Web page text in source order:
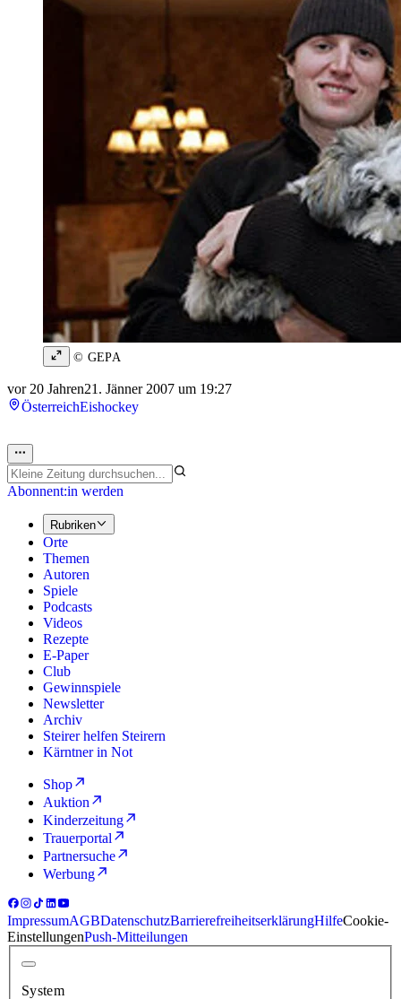
© GEPA
vor 20 Jahren21. Jänner 2007 um 19:27
ÖsterreichEishockey
Abonnent:in werden
Rubriken
Orte
Themen
Autoren
Spiele
Podcasts
Videos
Rezepte
E-Paper
Club
Gewinnspiele
Newsletter
Archiv
Steirer helfen Steirern
Kärntner in Not
Shop
Auktion
Kinderzeitung
Trauerportal
Partnersuche
Werbung
ImpressumAGBDatenschutzBarrierefreiheitserklärungHilfeCookie-
EinstellungenPush-Mitteilungen
System